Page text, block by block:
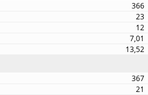
366
23
12
7,01
13,52
367
21